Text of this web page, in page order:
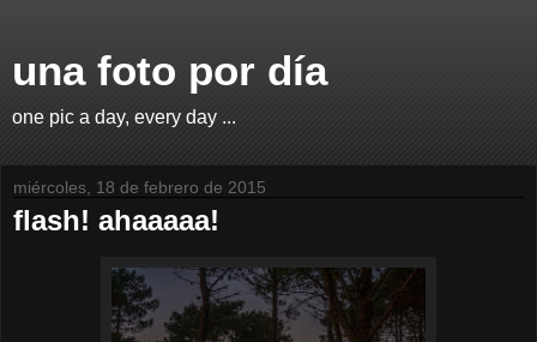
una foto por día
one pic a day, every day ...
miércoles, 18 de febrero de 2015
flash! ahaaaaa!